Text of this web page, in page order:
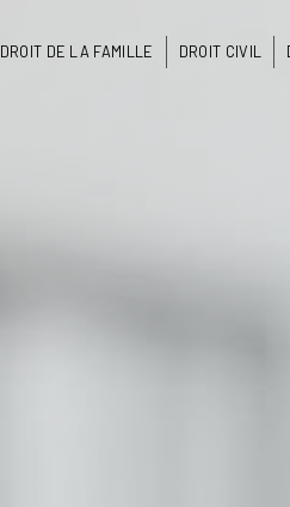
DROIT DE LA FAMILLE DROIT CIVIL